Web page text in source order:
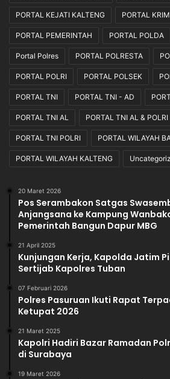
PORTAL KEJATI KALTENG PORTAL
PORTAL PEMERINTAH PORTAL POLDA
Portal Polres PORTAL POLRESTA
PORTAL POLRI PORTAL POLSEK
PORTAL TNI PORTAL TNI - AD
PORTAL TNI AL PORTAL TNI AL & POLRI
PORTAL TNI POLRI PORTAL WILAYAH
PORTAL WILAYAH KALTENG
20 Maret 2026
Pos Serambakon Satgas
Anjangsana ke Kampung
Pemerintah Bangun Dapur MBG
21 April 2025
Kunjungan Kerja, Kapolda Jatim
Sertijab Kapolres Tuban
07 Februari 2026
Polres Pasuruan Ikuti Rapat
Ketupat 2026
21 Maret 2025
Kapolri Hadiri Bazar Ramadan
di Surabaya
19 Maret 2026